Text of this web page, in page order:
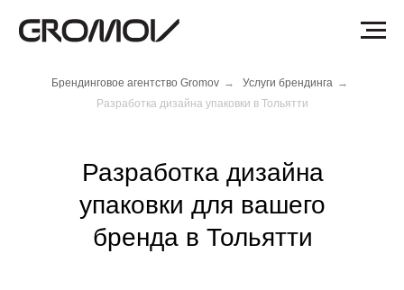
Брендинговое агентство Gromov → Услуги брендинга →
Разработка дизайна упаковки в Тольятти
Разработка дизайна
упаковки для вашего
бренда в Тольятти